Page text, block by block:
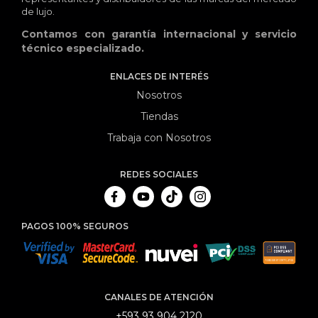
de lujo.
Contamos con garantía internacional y servicio
técnico especializado.
ENLACES DE INTERÉS
Nosotros
Tiendas
Trabaja con Nosotros
REDES SOCIALES
PAGOS 100% SEGUROS
CANALES DE ATENCIÓN